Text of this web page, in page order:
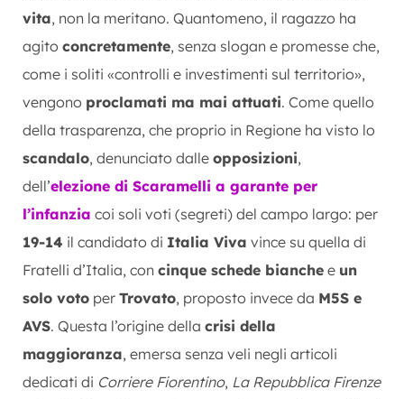
vita, non la meritano. Quantomeno, il ragazzo ha
agito concretamente, senza slogan e promesse che,
come i soliti «controlli e investimenti sul territorio»,
vengono proclamati ma mai attuati. Come quello
della trasparenza, che proprio in Regione ha visto lo
scandalo, denunciato dalle opposizioni,
dell’elezione di Scaramelli a garante per
l’infanzia coi soli voti (segreti) del campo largo: per
19-14 il candidato di Italia Viva vince su quella di
Fratelli d’Italia, con cinque schede bianche e un
solo voto per Trovato, proposto invece da M5S e
AVS. Questa l’origine della crisi della
maggioranza, emersa senza veli negli articoli
dedicati di Corriere Fiorentino, La Repubblica Firenze